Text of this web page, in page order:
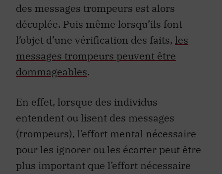
des messages trompeurs est alors
décuplée. Puis même lorsqu’ils font
l’objet d’une vérification des faits, les
messages trompeurs peuvent être
dommageables.
En effet, lorsque des individus
entendent ou lisent des messages
(trompeurs), l’effort mental nécessaire
pour les ignorer ou les écarter peut être
plus important que l’effort nécessaire